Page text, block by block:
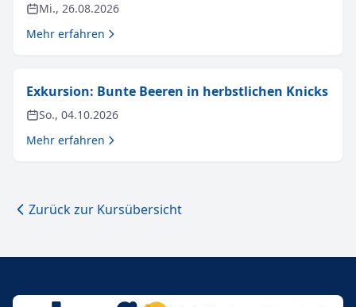
Mi., 26.08.2026
Mehr erfahren
Exkursion: Bunte Beeren in herbstlichen Knicks
So., 04.10.2026
Mehr erfahren
Zurück zur Kursübersicht